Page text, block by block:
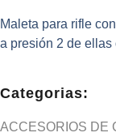
Maleta para rifle
a presión 2 de ellas
Categorias:
ACCESORIOS DE